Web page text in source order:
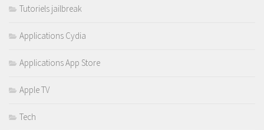
Tutoriels jailbreak
Applications Cydia
Applications App Store
Apple TV
Tech